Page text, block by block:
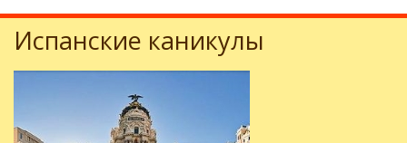
Испанские каникулы